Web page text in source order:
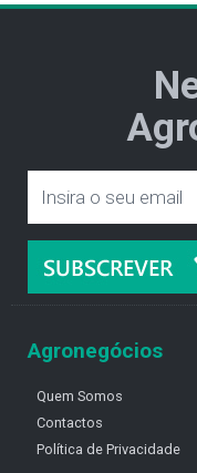
Agronegócios
Quem Somos
Contactos
Política de Privacidade